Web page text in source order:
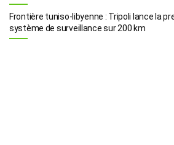
Frontière tuniso-libyenne : Tripoli lance la
système de surveillance sur 200 km